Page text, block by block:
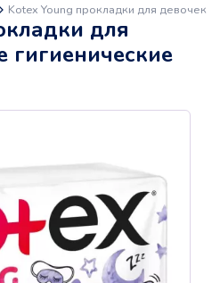
Kotex Young прокладки для девочек
для
гигиенические